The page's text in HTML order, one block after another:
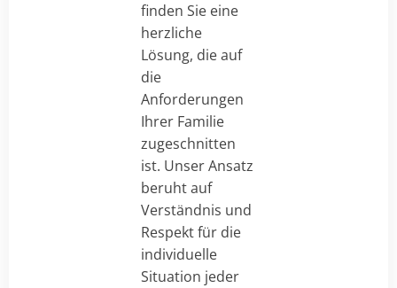
finden Sie eine
herzliche
Lösung, die auf
die
Anforderungen
Ihrer Familie
zugeschnitten
ist. Unser Ansatz
beruht auf
Verständnis und
Respekt für die
individuelle
Situation jeder